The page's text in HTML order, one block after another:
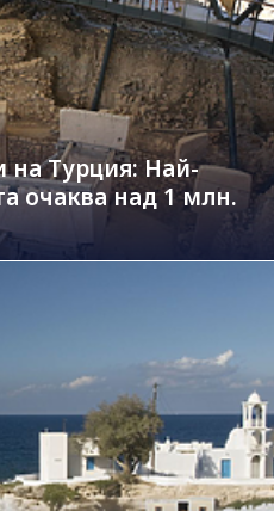
на Турция: Най-
очаква над 1 млн.